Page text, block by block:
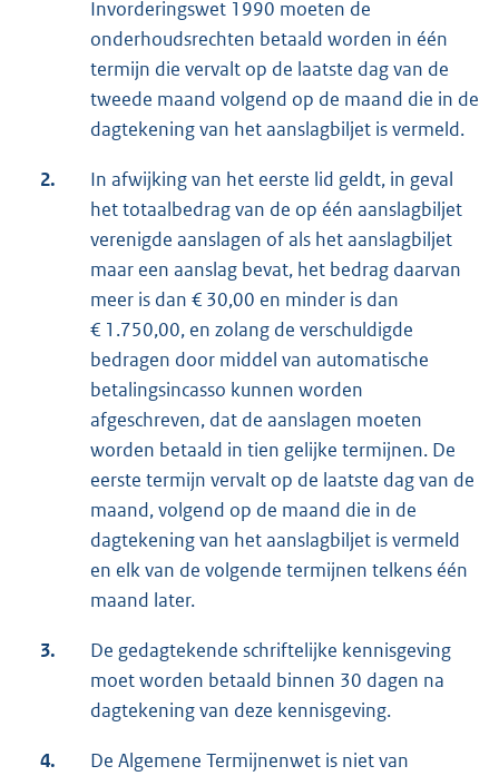
Invorderingswet 1990 moeten de
onderhoudsrechten betaald worden in één
termijn die vervalt op de laatste dag van de
tweede maand volgend op de maand die in de
dagtekening van het aanslagbiljet is vermeld.
2.
In afwijking van het eerste lid geldt, in geval
het totaalbedrag van de op één aanslagbiljet
verenigde aanslagen of als het aanslagbiljet
maar een aanslag bevat, het bedrag daarvan
meer is dan € 30,00 en minder is dan
€ 1.750,00, en zolang de verschuldigde
bedragen door middel van automatische
betalingsincasso kunnen worden
afgeschreven, dat de aanslagen moeten
worden betaald in tien gelijke termijnen. De
eerste termijn vervalt op de laatste dag van de
maand, volgend op de maand die in de
dagtekening van het aanslagbiljet is vermeld
en elk van de volgende termijnen telkens één
maand later.
3.
De gedagtekende schriftelijke kennisgeving
moet worden betaald binnen 30 dagen na
dagtekening van deze kennisgeving.
4.
De Algemene Termijnenwet is niet van